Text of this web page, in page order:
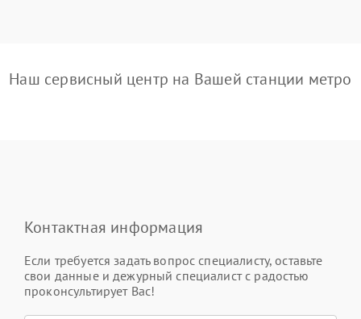
Наш сервисный центр на Вашей станции метро
Контактная информация
Если требуется задать вопрос специалисту, оставьте
свои данные и дежурный специалист с радостью
проконсультирует Вас!